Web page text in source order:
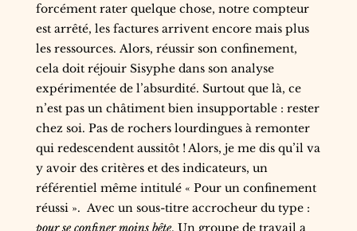
forcément rater quelque chose, notre compteur
est arrêté, les factures arrivent encore mais plus
les ressources. Alors, réussir son confinement,
cela doit réjouir Sisyphe dans son analyse
expérimentée de l’absurdité. Surtout que là, ce
n’est pas un châtiment bien insupportable : rester
chez soi. Pas de rochers lourdingues à remonter
qui redescendent aussitôt ! Alors, je me dis qu’il va
y avoir des critères et des indicateurs, un
référentiel même intitulé « Pour un confinement
réussi ». Avec un sous-titre accrocheur du type :
pour se confiner moins bête. Un groupe de travail a